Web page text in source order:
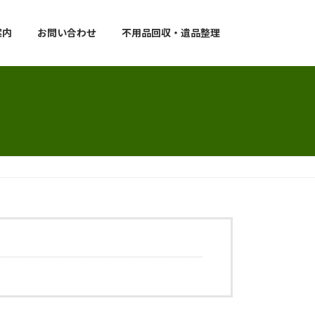
お問い合わせ 不用品回収・遺品整理